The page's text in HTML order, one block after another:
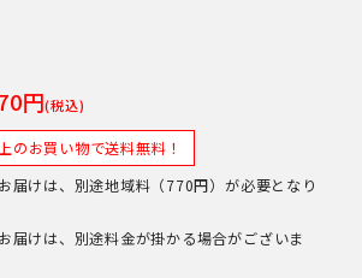
円(税込)
のお買い物で送料無料！
届けは、別途地域料（770円）が必要となり
届けは、別途料金が掛かる場合がございま